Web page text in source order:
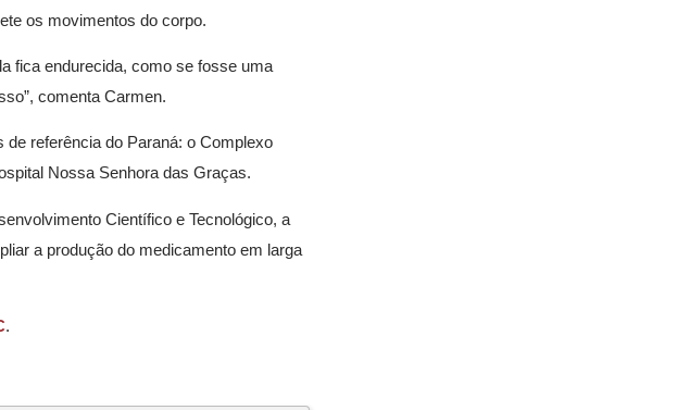
os movimentos do corpo.
fica endurecida, como se fosse uma
comenta Carmen.
referência do Paraná: o Complexo
Nossa Senhora das Graças.
Científico e Tecnológico, a
a produção do medicamento em larga
.